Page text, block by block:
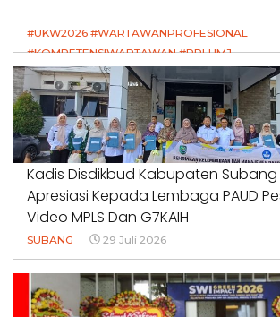
#UKW2026 #WARTAWANPROFESIONAL
#KOMPETENSIWARTAWAN #RPLUMJ
#PENDIDIKANWARTAWAN #SWINASIONAL
1 Agustus 2026
Kadis Disdikbud Kabupaten Subang
Apresiasi Kepada Lembaga PAUD
Video MPLS Dan G7KAIH
SUBANG 29 Juli 2026